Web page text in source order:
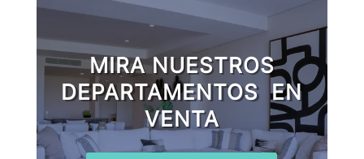
MIRA NUESTROS
DEPARTAMENTOS EN
VENTA